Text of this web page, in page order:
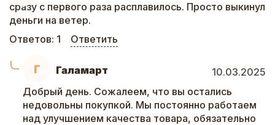
сразу с первого раза расплавилось. Просто выкинул
деньги на ветер.
Ответов: 1 Ответить
Г Галамарт
10.03.2025
Добрый день. Сожалеем, что вы остались
недовольны покупкой. Мы постоянно работаем
над улучшением качества товара, обязательно